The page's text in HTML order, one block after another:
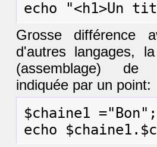
Grosse différence
d'autres langages,
(assemblage)
indiquée par un point:
$chaine1